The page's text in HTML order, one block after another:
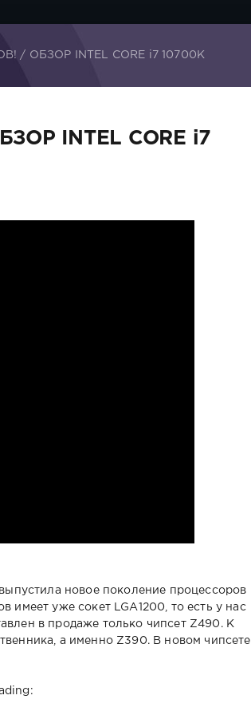
/ ОБЗОР INTEL CORE i7 10700K
INTEL CORE i7
новое поколение процессоров
имеет уже сокет LGA1200, то есть у нас
в продаже только чипсет Z490. К
а именно Z390. В новом чипсете